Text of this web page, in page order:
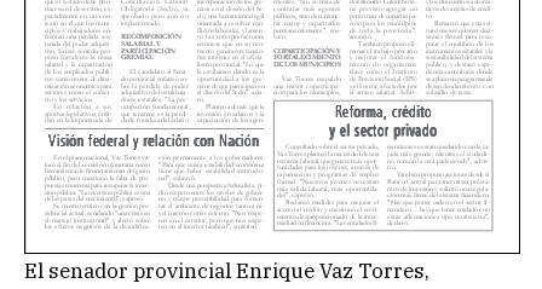
El senador provincial Enrique Vaz Torres,